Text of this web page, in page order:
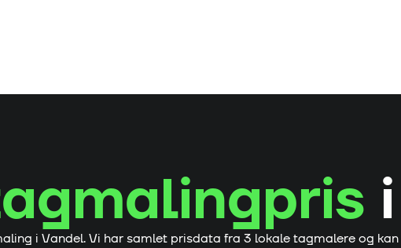
i
i Vandel. Vi har samlet prisdata fra 3 lokale tagmalere og